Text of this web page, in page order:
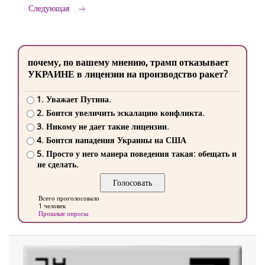
Следующая
почему, по вашему мнению, трамп отказывает
УКРАИНЕ в лицензии на производство ракет?
1. Уважает Путина.
2. Боится увеличить эскалацию конфликта.
3. Никому не дает такие лицензии.
4. Боится нападения Украины на США
5. Просто у него манера поведения такая: обещать и
не сделать.
Всего проголосовало
1 человек
Прошлые опросы